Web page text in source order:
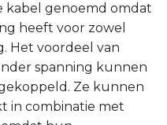
kabel genoemd omdat
heeft voor zowel
Het voordeel van
spanning kunnen
Ze kunnen
in combinatie met